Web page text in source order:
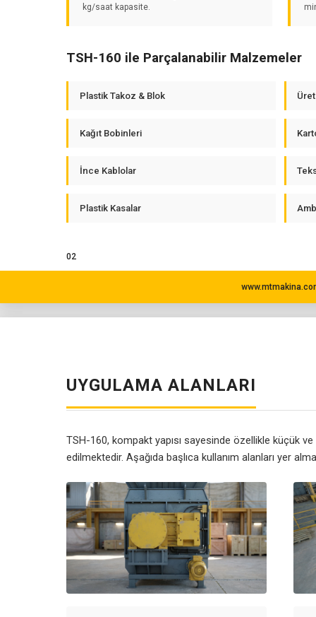
kg/saat kapasite.
TSH-160 ile Parçalanabilir Malzemeler
Plastik Takoz & Blok
Kağıt Bobinleri
İnce Kablolar
Plastik Kasalar
02
UYGULAMA ALANLARI
TSH-160, kompakt yapısı sayesinde özellikle küçük
edilmektedir. Aşağıda başlıca kullanım alanları yer